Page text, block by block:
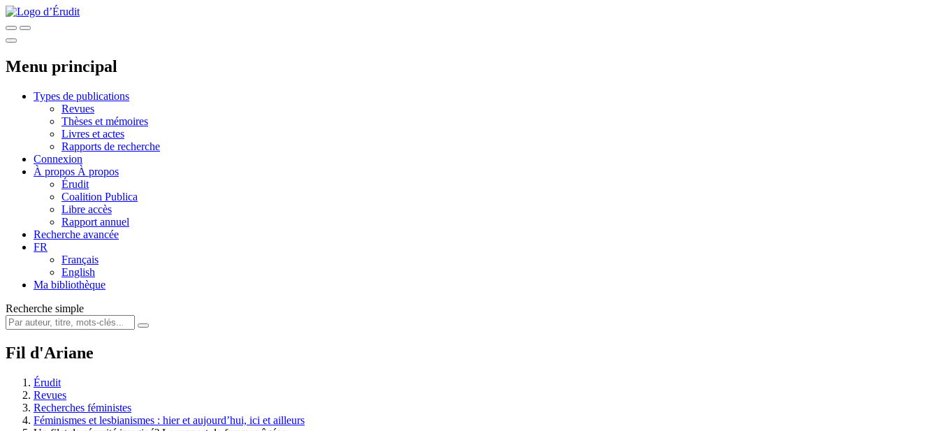
Menu principal
Types de publications
Revues
Thèses et mémoires
Livres et actes
Rapports de recherche
Connexion
À propos À propos
Érudit
Coalition Publica
Libre accès
Rapport annuel
Recherche avancée
FR
Français
English
Ma bibliothèque
Recherche simple
Fil d'Ariane
Érudit
Revues
Recherches féministes
Féminismes et lesbianismes : hier et aujourd’hui, ici et ailleurs